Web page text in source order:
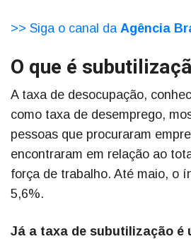
>> Siga o canal da Agência
O que é
A taxa de desocupação,
como taxa de desemprego,
pessoas que procuraram
encontraram em relação ao
força de trabalho. Até maio, o
5,6%.
Já a taxa de subutilização é